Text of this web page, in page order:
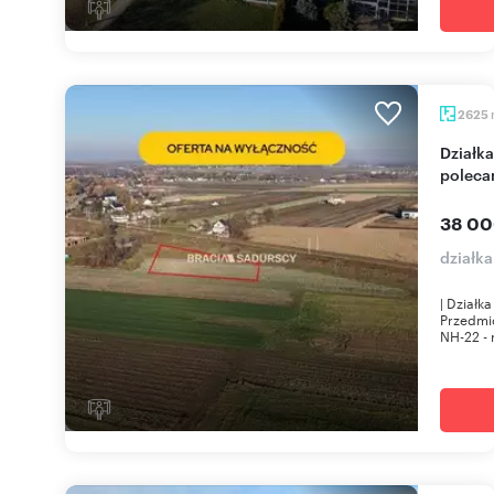
2625
Działka rolna 26 arów w Krakowie, bez dostępu -
38
|
NH-22 -